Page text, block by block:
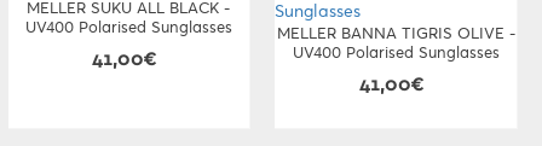
MELLER SUKU ALL BLACK -
UV400 Polarised Sunglasses
41,00€
MELLER BANNA TIGRIS OLIVE -
UV400 Polarised Sunglasses
41,00€